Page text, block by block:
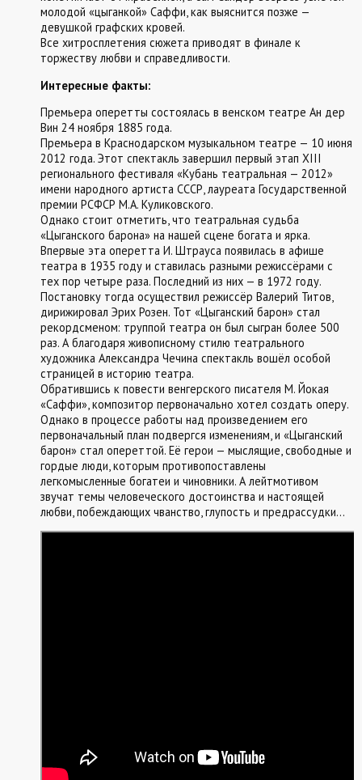
молодой «цыганкой» Саффи, как выяснится позже —
девушкой графских кровей.
Все хитросплетения сюжета приводят в финале к
торжеству любви и справедливости.
Интересные факты:
Премьера оперетты состоялась в венском театре Ан дер
Вин 24 ноября 1885 года.
Премьера в Краснодарском музыкальном театре — 10 июня
2012 года. Этот спектакль завершил первый этап XIII
регионального фестиваля «Кубань театральная — 2012»
имени народного артиста СССР, лауреата Государственной
премии РСФСР М.А. Куликовского.
Однако стоит отметить, что театральная судьба
«Цыганского барона» на нашей сцене богата и ярка.
Впервые эта оперетта И. Штрауса появилась в афише
театра в 1935 году и ставилась разными режиссёрами с
тех пор четыре раза. Последний из них — в 1972 году.
Постановку тогда осуществил режиссёр Валерий Титов,
дирижировал Эрих Розен. Тот «Цыганский барон» стал
рекордсменом: труппой театра он был сыгран более 500
раз. А благодаря живописному стилю театрального
художника Александра Чечина спектакль вошёл особой
страницей в историю театра.
Обратившись к повести венгерского писателя М. Йокая
«Саффи», композитор первоначально хотел создать оперу.
Однако в процессе работы над произведением его
первоначальный план подвергся изменениям, и «Цыганский
барон» стал опереттой. Её герои — мыслящие, свободные и
гордые люди, которым противопоставлены
легкомысленные богатеи и чиновники. А лейтмотивом
звучат темы человеческого достоинства и настоящей
любви, побеждающих чванство, глупость и предрассудки…